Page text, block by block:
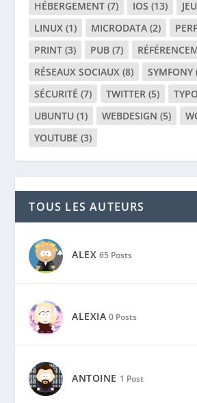
HÉBERGEMENT (7) IOS (13) JEU
LINUX (1) MICRODATA (2)
PRINT (3) PUB (7)
RÉSEAUX SOCIAUX (8) SYMFONY
SÉCURITÉ (7) TWITTER (5)
UBUNTU (1) WEBDESIGN (5)
YOUTUBE (3)
TOUS LES AUTEURS
ALEX 65 Posts
ALEXIA 0 Posts
ANTOINE 1 Post